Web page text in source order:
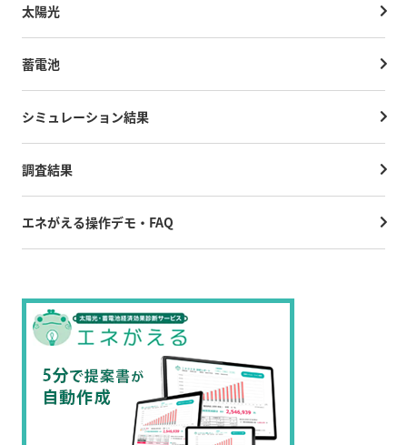
太陽光
蓄電池
シミュレーション結果
調査結果
エネがえる操作デモ・FAQ